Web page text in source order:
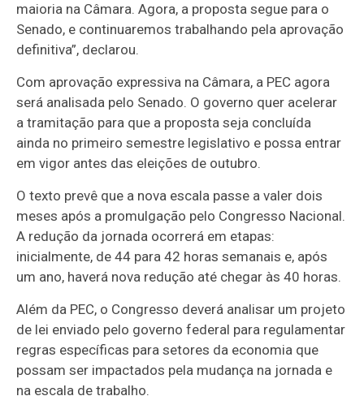
maioria na Câmara. Agora, a proposta segue para o
Senado, e continuaremos trabalhando pela aprovação
definitiva”, declarou.
Com aprovação expressiva na Câmara, a PEC agora
será analisada pelo Senado. O governo quer acelerar
a tramitação para que a proposta seja concluída
ainda no primeiro semestre legislativo e possa entrar
em vigor antes das eleições de outubro.
O texto prevê que a nova escala passe a valer dois
meses após a promulgação pelo Congresso Nacional.
A redução da jornada ocorrerá em etapas:
inicialmente, de 44 para 42 horas semanais e, após
um ano, haverá nova redução até chegar às 40 horas.
Além da PEC, o Congresso deverá analisar um projeto
de lei enviado pelo governo federal para regulamentar
regras específicas para setores da economia que
possam ser impactados pela mudança na jornada e
na escala de trabalho.